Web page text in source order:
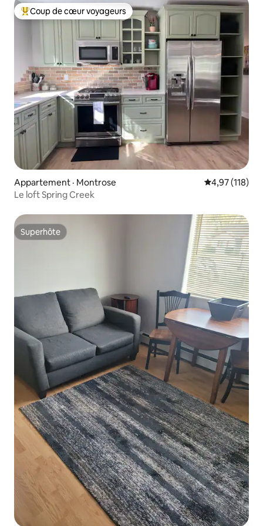
Coup de cœur voyageurs parmi les plus aimés
Coup de cœur voyageurs
Appartement · Montrose Note
4,97 (118)
Le loft Spring Creek
Superhôte
Superhôte